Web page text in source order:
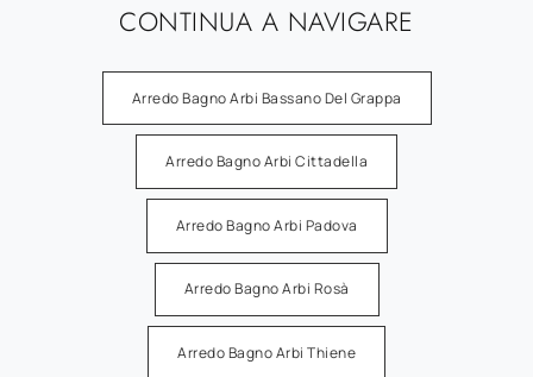
CONTINUA A NAVIGARE
Arredo Bagno Arbi Bassano Del Grappa
Arredo Bagno Arbi Cittadella
Arredo Bagno Arbi Padova
Arredo Bagno Arbi Rosà
Arredo Bagno Arbi Thiene